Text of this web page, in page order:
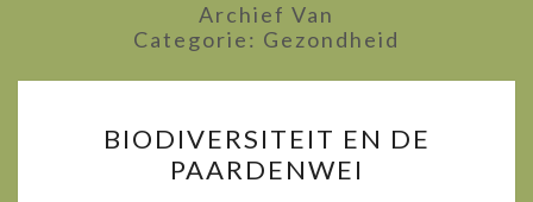
Archief Van
Categorie: Gezondheid
EN
DE
BIODIVERSITEIT EN DE
PAARDENWEI